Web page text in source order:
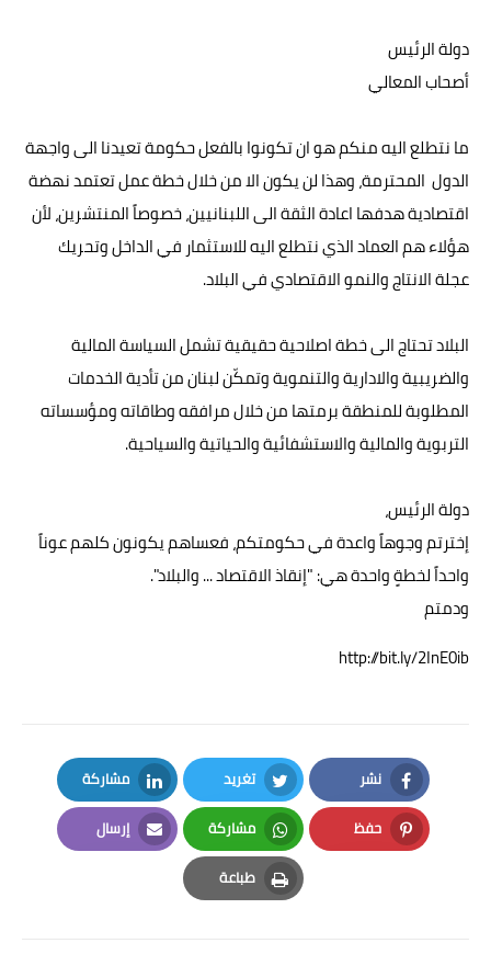
دولة الرئيس
أصحاب المعالي
ما نتطلع اليه منكم هو ان تكونوا بالفعل حكومة تعيدنا الى واجهة
الدول المحترمة، وهذا لن يكون الا من خلال خطة عمل تعتمد نهضة
اقتصادية هدفها اعادة الثقة الى اللبنانيين، خصوصاً المنتشرين، لأن
هؤلاء هم العماد الذي نتطلع اليه للاستثمار في الداخل وتحريك
عجلة الانتاج والنمو الاقتصادي في البلاد.
البلاد تحتاج الى خطة اصلاحية حقيقية تشمل السياسة المالية
والضريبية والادارية والتنموية وتمكّن لبنان من تأدية الخدمات
المطلوبة للمنطقة برمتها من خلال مرافقه وطاقاته ومؤسساته
التربوية والمالية والاستشفائية والحياتية والسياحية.
دولة الرئيس،
إخترتم وجوهاً واعدة في حكومتكم، فعساهم يكونون كلهم عوناً
واحداً لخطةٍ واحدة هي: "إنقاذ الاقتصاد ... والبلاد".
ودمتم
http://bit.ly/2InE0ib
نشر
Facebook
تغريد
Twitter
مشاركة
LinkedIn
حفظ
Pinterest
مشاركة
Whatsapp
إرسال
Email
طباعة
Print